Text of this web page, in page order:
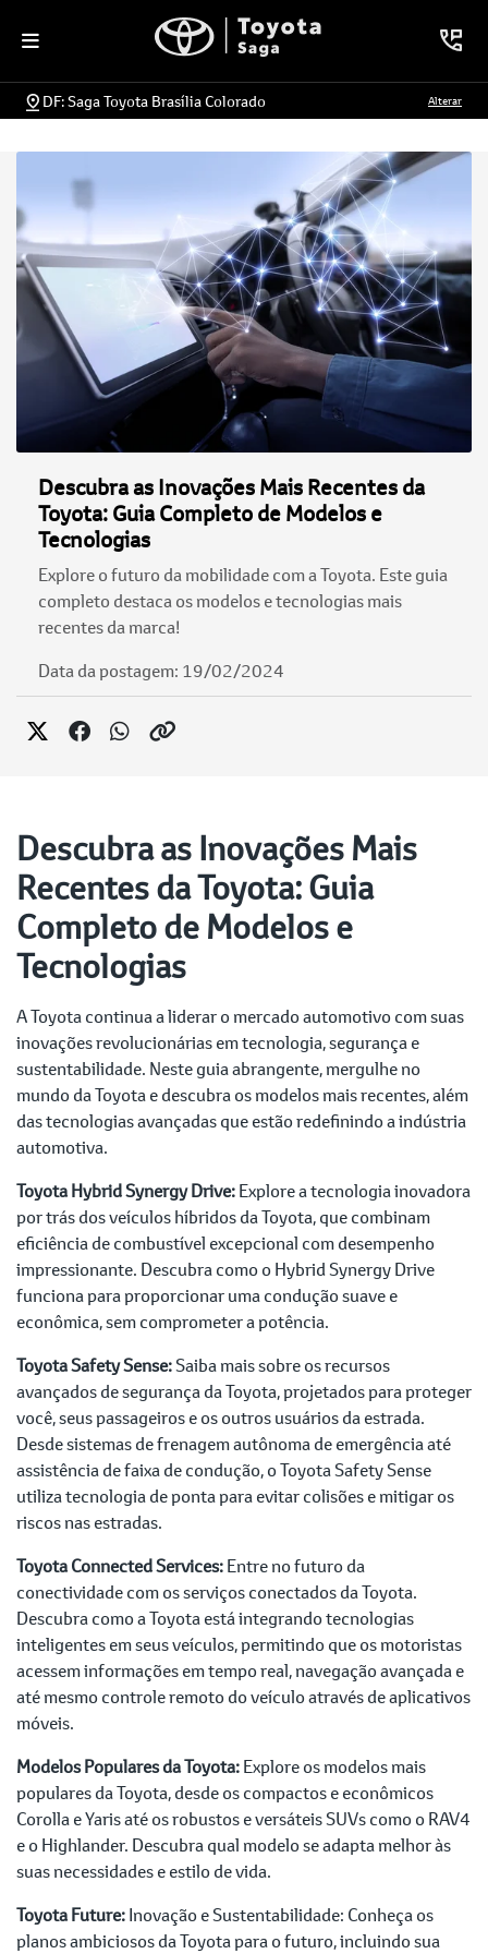
DF: Saga Toyota Brasília Colorado Alterar
Descubra as Inovações Mais Recentes da
Toyota: Guia Completo de Modelos e
Tecnologias
Explore o futuro da mobilidade com a Toyota. Este guia
completo destaca os modelos e tecnologias mais
recentes da marca!
Data da postagem: 19/02/2024
Descubra as Inovações Mais
Recentes da Toyota: Guia
Completo de Modelos e
Tecnologias
A Toyota continua a liderar o mercado automotivo com suas
inovações revolucionárias em tecnologia, segurança e
sustentabilidade. Neste guia abrangente, mergulhe no
mundo da Toyota e descubra os modelos mais recentes, além
das tecnologias avançadas que estão redefinindo a indústria
automotiva.
Toyota Hybrid Synergy Drive:Explore a tecnologia inovadora
por trás dos veículos híbridos da Toyota, que combinam
eficiência de combustível excepcional com desempenho
impressionante. Descubra como o Hybrid Synergy Drive
funciona para proporcionar uma condução suave e
econômica, sem comprometer a potência.
Toyota Safety Sense:Saiba mais sobre os recursos
avançados de segurança da Toyota, projetados para proteger
você, seus passageiros e os outros usuários da estrada.
Desde sistemas de frenagem autônoma de emergência até
assistência de faixa de condução, o Toyota Safety Sense
utiliza tecnologia de ponta para evitar colisões e mitigar os
riscos nas estradas.
Toyota Connected Services:Entre no futuro da
conectividade com os serviços conectados da Toyota.
Descubra como a Toyota está integrando tecnologias
inteligentes em seus veículos, permitindo que os motoristas
acessem informações em tempo real, navegação avançada e
até mesmo controle remoto do veículo através de aplicativos
móveis.
Modelos Populares da Toyota:Explore os modelos mais
populares da Toyota, desde os compactos e econômicos
Corolla e Yaris até os robustos e versáteis SUVs como o RAV4
e o Highlander. Descubra qual modelo se adapta melhor às
suas necessidades e estilo de vida.
Toyota Future:Inovação e Sustentabilidade: Conheça os
planos ambiciosos da Toyota para o futuro, incluindo sua